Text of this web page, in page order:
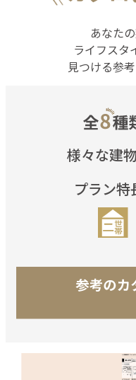
あなた
ライフスタ
見つける参
様々な建
プラン特